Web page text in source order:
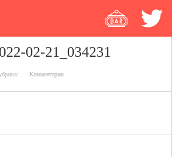
02-21_034231
Комментарии